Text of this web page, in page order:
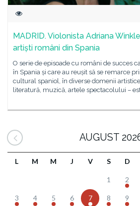
MADRID. Violonista Adriana
artiști români din Spania
O serie de episoade cu români de succes
în Spania și care au reușit să se remarce
cultural spaniol, în diverse domenii
literatură, muzică, artele spectacolului –
AUGUST
L M M J V S D
1 2
3 4 5 6 7 8 9